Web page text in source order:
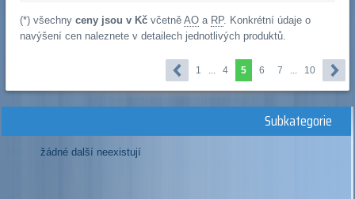
(*) všechny ceny jsou v Kčvčetně AOa RP. Konkrétní údaje o
navýšení cen naleznete v detailech jednotlivých produktů.
1 ... 4 5 6 7 ... 10
Subkategorie
žádné další neexistují